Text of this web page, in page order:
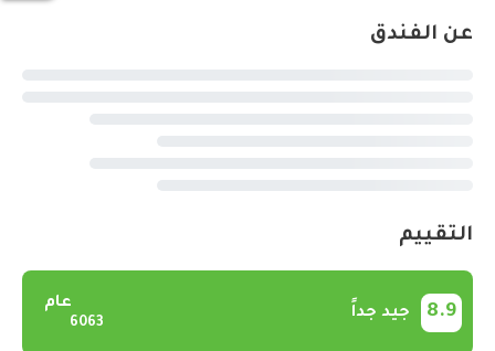
عن الفندق
التقييم
8.9 جيد جداً
عام
6063